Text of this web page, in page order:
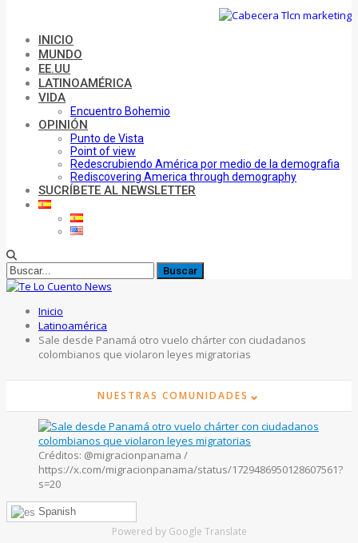
INICIO
MUNDO
EE.UU
LATINOAMÉRICA
VIDA
Encuentro Bohemio
OPINIÓN
Punto de Vista
Point of view
Redescrubiendo América por medio de la demografia
Rediscovering America through demography
SUCRÍBETE AL NEWSLETTER
Inicio
Latinoamérica
Sale desde Panamá otro vuelo chárter con ciudadanos
colombianos que violaron leyes migratorias
NUESTRAS COMUNIDADES ⌄
Créditos: @migracionpanama /
https://x.com/migracionpanama/status/1729486950128607561?
s=20
Spanish
Powered by Google Translate